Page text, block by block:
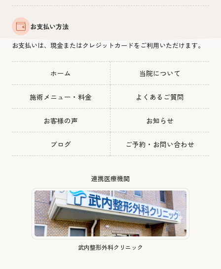
お支払い方法
お支払いは、現金またはクレジットカードをご利用いただけます。
ホーム 当院について
施術メニュー・料金 よくあるご質問
お客様の声 お知らせ
ブログ ご予約・お問い合わせ
連携医療機関
武内整形外科クリニック